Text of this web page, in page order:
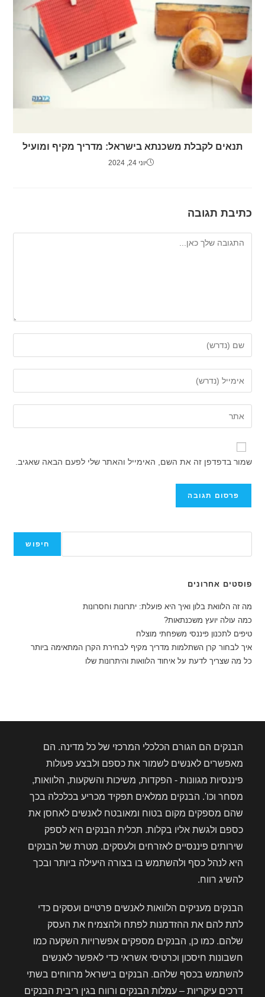
תנאים לקבלת משכנתא בישראל: מדריך מקיף ומועיל
יוני 24, 2024
כתיבת תגובה
להגיב
את
השם
שלך
שם
משתמש
כדי
להגיב
את
כתובת
דואר
שלך
כדי
את
כתובת
שלך
(אופציונלי)
שמור בדפדפן זה את השם, האימייל והאתר שלי לפעם הבאה שאגיב.
חיפוש
פוסטים אחרונים
מה זה הלוואת בלון ואיך היא פועלת: יתרונות וחסרונות
כמה עולה יועץ משכנתאות?
טיפים לתכנון פיננסי משפחתי מוצלח
איך לבחור קרן השתלמות מדריך מקיף לבחירת הקרן המתאימה ביותר
כל מה שצריך לדעת על איחוד הלוואות והיתרונות שלו
הבנקים הם הגורם הכלכלי המרכזי של כל מדינה. הם
מאפשרים לאנשים לשמור את כספם ולבצע פעולות
פיננסיות מגוונות - הפקדות, משיכות והשקעות, הלוואות,
מסחר וכו'. הבנקים ממלאים תפקיד מכריע בכלכלה בכך
שהם מספקים מקום בטוח ומאובטח לאנשים לאחסן את
כספם ולגשת אליו בקלות. תכלית הבנקים היא לספק
שירותים פיננסיים לאזרחים ולעסקים. מטרת של הבנקים
היא לנהל כסף ולהשתמש בו בצורה היעילה ביותר ובכך
להשיג רווח.
הבנקים מעניקים הלוואות לאנשים פרטיים ועסקים כדי
לתת להם את ההזדמנות לפתח ולהצמיח את העסק
שלהם. כמו כן, הבנקים מספקים אפשרויות השקעה כמו
חשבונות חיסכון וכרטיסי אשראי כדי לאפשר לאנשים
להשתמש בכסף שלהם. הבנקים בישראל מרווחים בשתי
דרכים עיקריות – עמלות הבנקים ורווח בגין ריבית הבנקים